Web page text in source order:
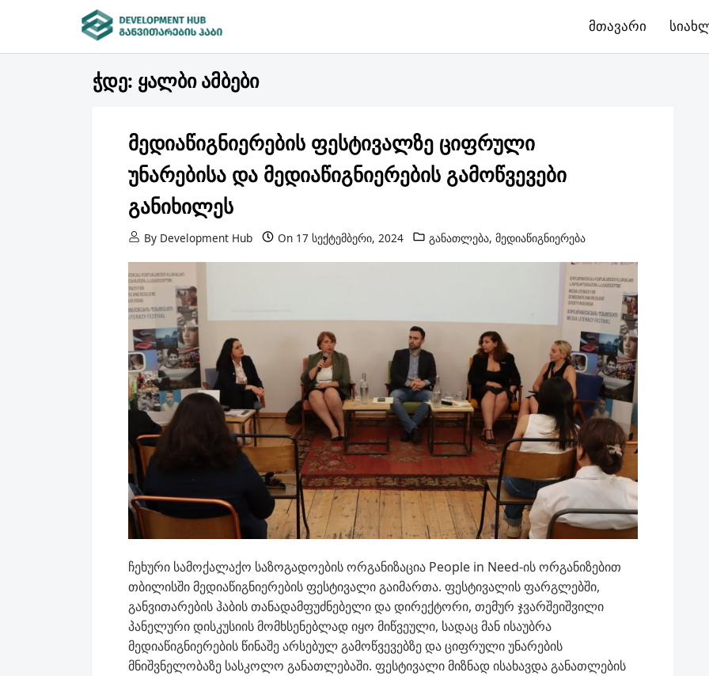
Skip to content
ᲒᲐᲜᲕᲘᲗᲐᲠᲔᲑᲘᲡ ᲰᲐᲑᲘ
განვითარების ჰაბი
მთავარი
ჭდე: ყალბი ამბები
მედიაწიგნიერების ფესტივალზე ციფრული
უნარებისა და მედიაწიგნიერების გამოწვევები
განიხილეს
By Development Hub On 17 სექტემბერი, 2024 განათლება, მედიაწიგნიერება
ჩეხური სამოქალაქო საზოგადოების ორგანიზაცია People in Need-ის ორგანიზებით
თბილისში მედიაწიგნიერების ფესტივალი გაიმართა. ფესტივალის ფარგლებში,
განვითარების ჰაბის თანადამფუძნებელი და დირექტორი, თემურ ჯვარშეიშვილი
პანელური დისკუსიის მომხსენებლად იყო მიწვეული, სადაც მან ისაუბრა
მედიაწიგნიერების წინაშე არსებულ გამოწვევებზე და ციფრული უნარების
მნიშვნელობაზე სასკოლო განათლებაში. ფესტივალი მიზნად ისახავდა განათლების